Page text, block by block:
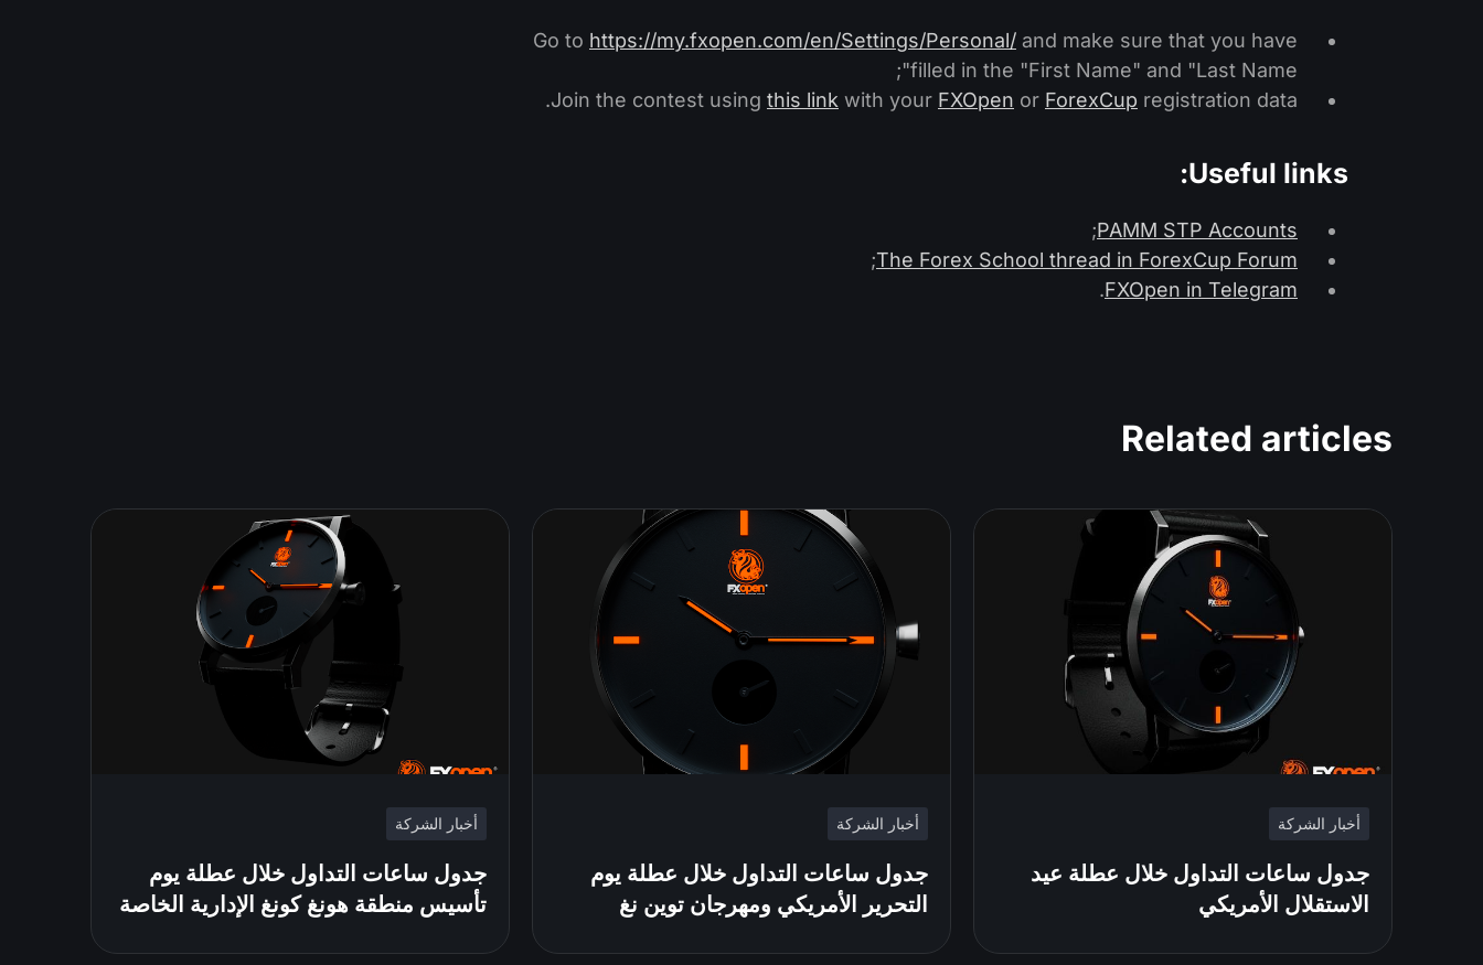
Go to https://my.fxopen.com/en/Settings/Personal/ and make sure that you have
filled in the "First Name" and "Last Name";
Join the contest using this link with your FXOpen or ForexCup registration data.
Useful links:
PAMM STP Accounts
;
The Forex School thread in ForexCup Forum
;
FXOpen in Telegram
.
Related articles
أخبار الشركة
جدول ساعات التداول خلال عطلة عيد
الاستقلال الأمريكي
أخبار الشركة
جدول ساعات التداول خلال عطلة يوم
التحرير الأمريكي ومهرجان توين نغ
أخبار الشركة
جدول ساعات التداول خلال عطلة يوم
تأسيس منطقة هونغ كونغ الإدارية الخاصة